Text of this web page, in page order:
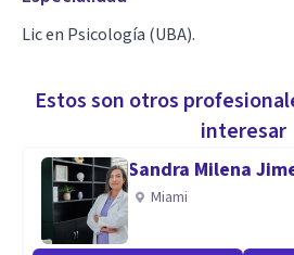
Lic en Psicología (UBA).
Estos son otros
interesar
Sandra Milena
Miami